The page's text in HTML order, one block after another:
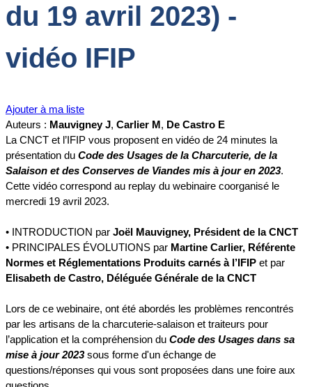
du 19 avril 2023) -
vidéo IFIP
Ajouter à ma liste
Auteurs : Mauvigney J, Carlier M, De Castro E
La CNCT et l’IFIP vous proposent en vidéo de 24 minutes la
présentation du Code des Usages de la Charcuterie, de la
Salaison et des Conserves de Viandes mis à jour en 2023.
Cette vidéo correspond au replay du webinaire coorganisé le
mercredi 19 avril 2023.
• INTRODUCTION par Joël Mauvigney, Président de la CNCT
• PRINCIPALES ÉVOLUTIONS par Martine Carlier, Référente
Normes et Réglementations Produits carnés à l’IFIP et par
Elisabeth de Castro, Déléguée Générale de la CNCT
Lors de ce webinaire, ont été abordés les problèmes rencontrés
par les artisans de la charcuterie-salaison et traiteurs pour
l’application et la compréhension du Code des Usages dans sa
mise à jour 2023sous forme d'un échange de
questions/réponses qui vous sont proposées dans une foire aux